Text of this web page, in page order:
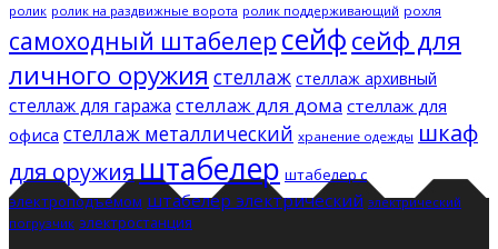
ролик ролик на раздвижные ворота ролик поддерживающий рохля
самоходный штабелер сейфсейф для
личного оружия стеллаж стеллаж архивный
стеллаж для гаража стеллаж для дома стеллаж для
офиса стеллаж металлический хранение одежды шкаф
для оружияштабелер штабелер с
электроподъемом штабелер электрический электрический
погрузчик электростанция